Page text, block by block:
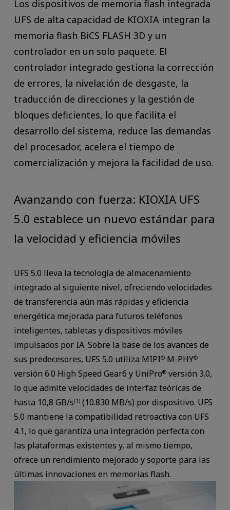
Los dispositivos de memoria flash integrada
UFS de alta capacidad de KIOXIA integran la
memoria flash BiCS FLASH 3D y un
controlador en un solo paquete. El
controlador integrado gestiona la corrección
de errores, la nivelación de desgaste, la
traducción de direcciones y la gestión de
bloques deficientes, lo que facilita el
desarrollo del sistema, reduce las demandas
del procesador, acelera el tiempo de
comercialización y mejora la facilidad de uso.
Avanzando con fuerza: KIOXIA UFS
5.0 establece un nuevo estándar para
la velocidad y eficiencia móviles
UFS 5.0 lleva la tecnología de almacenamiento
integrado al siguiente nivel, ofreciendo velocidades
de transferencia aún más rápidas y eficiencia
energética mejorada para futuros teléfonos
inteligentes, tabletas y dispositivos móviles
impulsados por IA. Sobre la base de los avances de
sus predecesores, UFS 5.0 utiliza MIPI®M-PHY®
versión 6.0 High Speed Gear6 y UniPro®versión 3.0,
lo que admite velocidades de interfaz teóricas de
hasta 10,8 GB/s(1)(10.830 MB/s) por dispositivo. UFS
5.0 mantiene la compatibilidad retroactiva con UFS
4.1, lo que garantiza una integración perfecta con
las plataformas existentes y, al mismo tiempo,
ofrece un rendimiento mejorado y soporte para las
últimas innovaciones en memorias flash.